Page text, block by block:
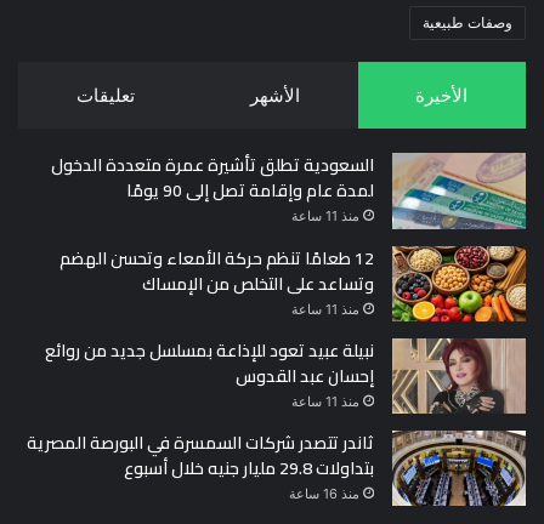
وصفات طبيعية
الأخيرة الأشهر تعليقات
السعودية تطلق تأشيرة عمرة متعددة الدخول
لمدة عام وإقامة تصل إلى 90 يومًا
منذ 11 ساعة
12 طعامًا تنظم حركة الأمعاء وتحسن الهضم
وتساعد على التخلص من الإمساك
منذ 11 ساعة
نبيلة عبيد تعود للإذاعة بمسلسل جديد من روائع
إحسان عبد القدوس
منذ 11 ساعة
ثاندر تتصدر شركات السمسرة في البورصة المصرية
بتداولات 29.8 مليار جنيه خلال أسبوع
منذ 16 ساعة